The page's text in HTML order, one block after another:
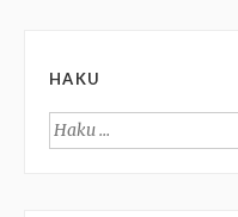
HAKU
Haku: